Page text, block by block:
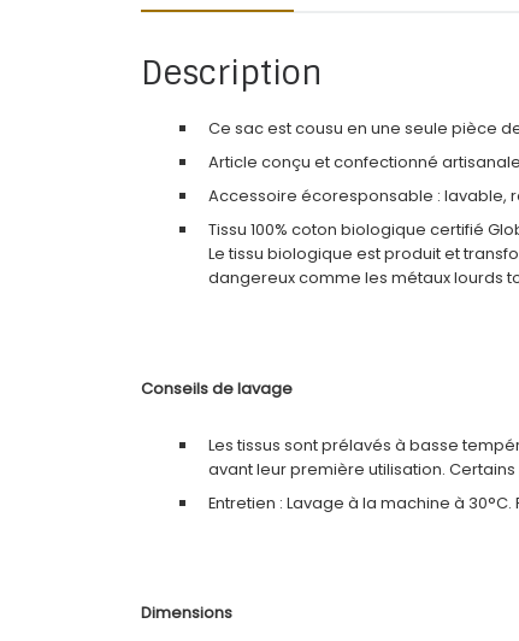
Description
Ce sac est cousu en une seule pièce
Article conçu et confectionné
Accessoire écoresponsable : lavable,
Tissu 100% coton biologique certifié
Le tissu biologique est produit et
dangereux comme les métaux lourds
Conseils de lavage
Les tissus sont prélavés à basse
avant leur première utilisation.
Entretien : Lavage à la machine à
Dimensions